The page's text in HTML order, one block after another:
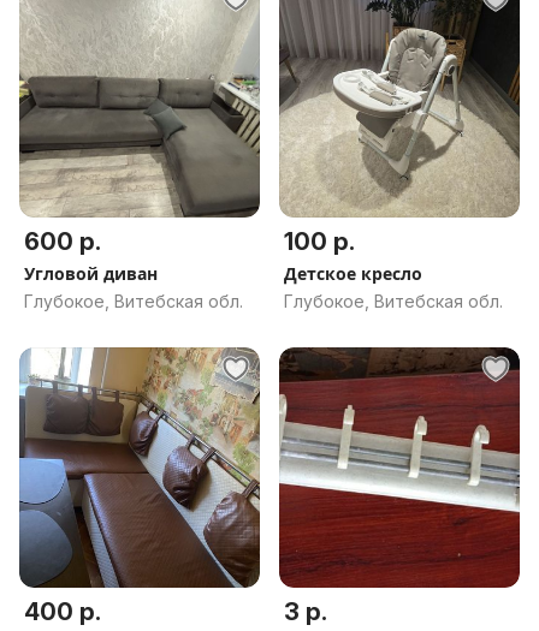
600 р.
Угловой диван
Глубокое, Витебская обл.
100 р.
Детское кресло
Глубокое, Витебская обл.
400 р. 3 р.